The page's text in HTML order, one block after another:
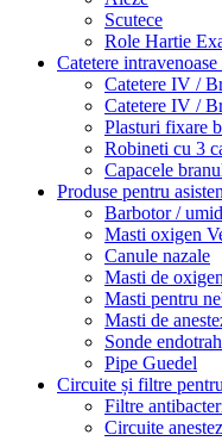
Scutece
Role Hartie
Catetere
Catetere IV /
Catetere IV /
Plasturi fixare
Robineti cu 3
Capacele
Produse pentru
Barbotor /
Masti oxigen
Canule nazale
Masti de oxigen
Masti pentru
Masti de
Sonde
Pipe Guedel
Circuite și filtre
Filtre
Circuite